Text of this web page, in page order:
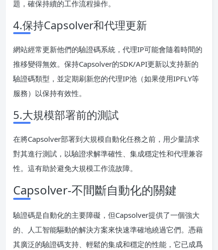
題，確保持續的工作流程操作。
4.保持Capsolver和代理更新
網站經常更新他們的驗證碼系統，代理IP可能會隨着時間的
推移變得無效。保持Capsolver的SDK/API更新以支持新的
驗證碼類型，並定期刷新您的代理IP池（如果使用IPFLY等
服務）以保持有效性。
5.大規模部署前的測試
在將Capsolver部署到大規模自動化任務之前，用少量請求
對其進行測試，以驗證求解準確性、集成穩定性和代理兼容
性。這有助於避免大規模工作流故障。
Capsolver-不間斷自動化的關鍵
驗證碼是自動化的主要障礙，但Capsolver提供了一個強大
的、人工智能驅動的解決方案來快速準確地繞過它們。憑藉
其廣泛的驗證碼支持、輕鬆的集成和穩定的性能，它已成爲